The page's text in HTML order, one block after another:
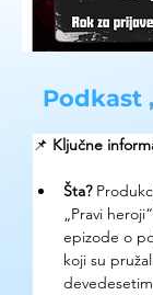
Podkast
📌 Ključne
Šta?
„Pravi
epizode o
koji su
devedesetim